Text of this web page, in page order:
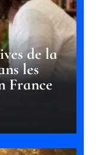
de la
les
France